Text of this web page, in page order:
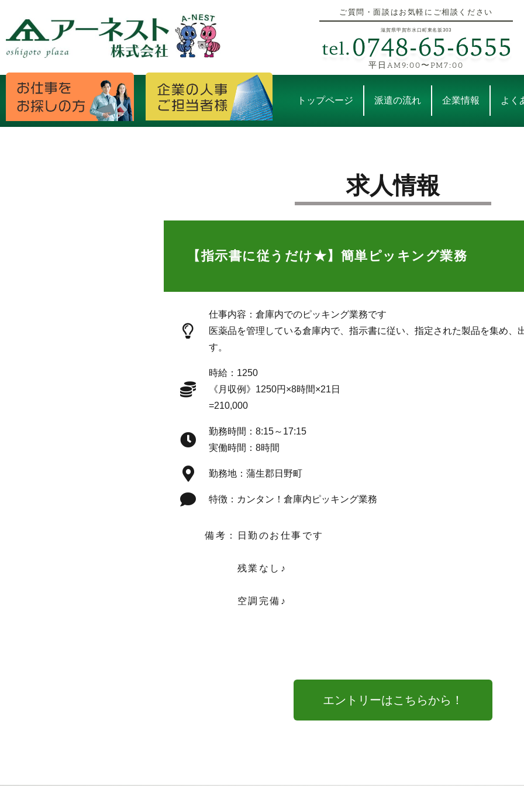
ご質問・面談はお気軽にご相談ください
滋賀県甲賀市水口町東名坂303
平日AM9:00〜PM7:00
トップページ 派遣の流れ 企業情報 よく
求人情報
【指示書に従うだけ★】簡単ピッキング業務
仕事内容：倉庫内でのピッキング業務です
医薬品を管理している倉庫内で、指示書に従い、指定された製品を集め、
す。
時給：1250
《月収例》1250円×8時間×21日
=210,000
勤務時間：8:15～17:15
実働時間：8時間
勤務地：蒲生郡日野町
特徴：カンタン！倉庫内ピッキング業務
備考：日勤のお仕事です
残業なし♪
空調完備♪
エントリーはこちらから！